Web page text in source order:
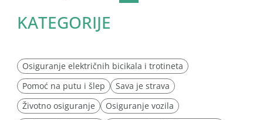
KATEGORIJE
Osiguranje električnih bicikala i trotineta
Pomoć na putu i šlep
Sava je strava
Životno osiguranje
Osiguranje vozila